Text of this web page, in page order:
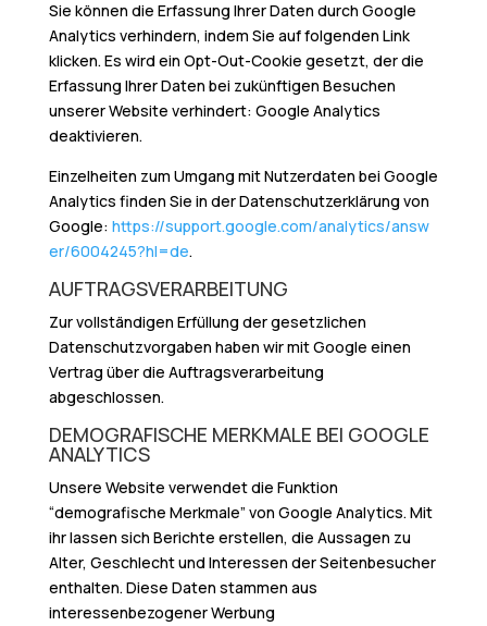
Sie können die Erfassung Ihrer Daten durch Google
Analytics verhindern, indem Sie auf folgenden Link
klicken. Es wird ein Opt-Out-Cookie gesetzt, der die
Erfassung Ihrer Daten bei zukünftigen Besuchen
unserer Website verhindert: Google Analytics
deaktivieren.
Einzelheiten zum Umgang mit Nutzerdaten bei Google
Analytics finden Sie in der Datenschutzerklärung von
Google: https://support.google.com/analytics/answ
er/6004245?hl=de.
AUFTRAGSVERARBEITUNG
Zur vollständigen Erfüllung der gesetzlichen
Datenschutzvorgaben haben wir mit Google einen
Vertrag über die Auftragsverarbeitung
abgeschlossen.
DEMOGRAFISCHE MERKMALE BEI GOOGLE
ANALYTICS
Unsere Website verwendet die Funktion
“demografische Merkmale” von Google Analytics. Mit
ihr lassen sich Berichte erstellen, die Aussagen zu
Alter, Geschlecht und Interessen der Seitenbesucher
enthalten. Diese Daten stammen aus
interessenbezogener Werbung